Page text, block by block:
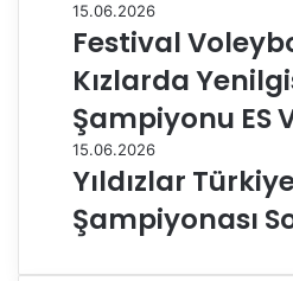
15.06.2026
Festival
Kızlarda
Şampiyonu ES
15.06.2026
Yıldızlar
Şampiyonası